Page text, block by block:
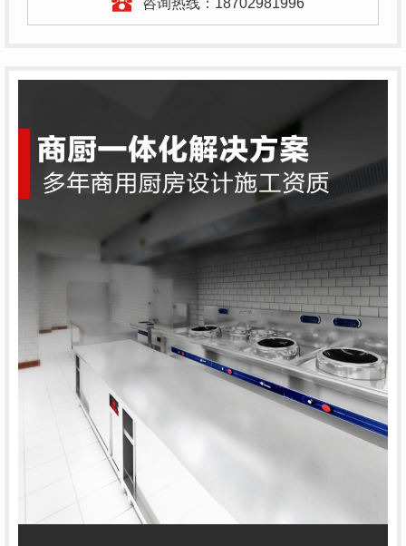
咨询热线： 18702981996